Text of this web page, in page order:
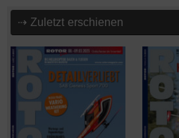
⇢ Zuletzt erschienen